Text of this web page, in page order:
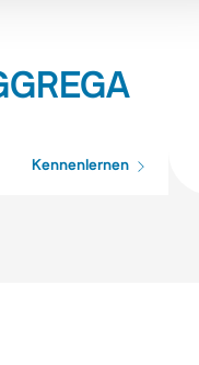
Kennenlernen